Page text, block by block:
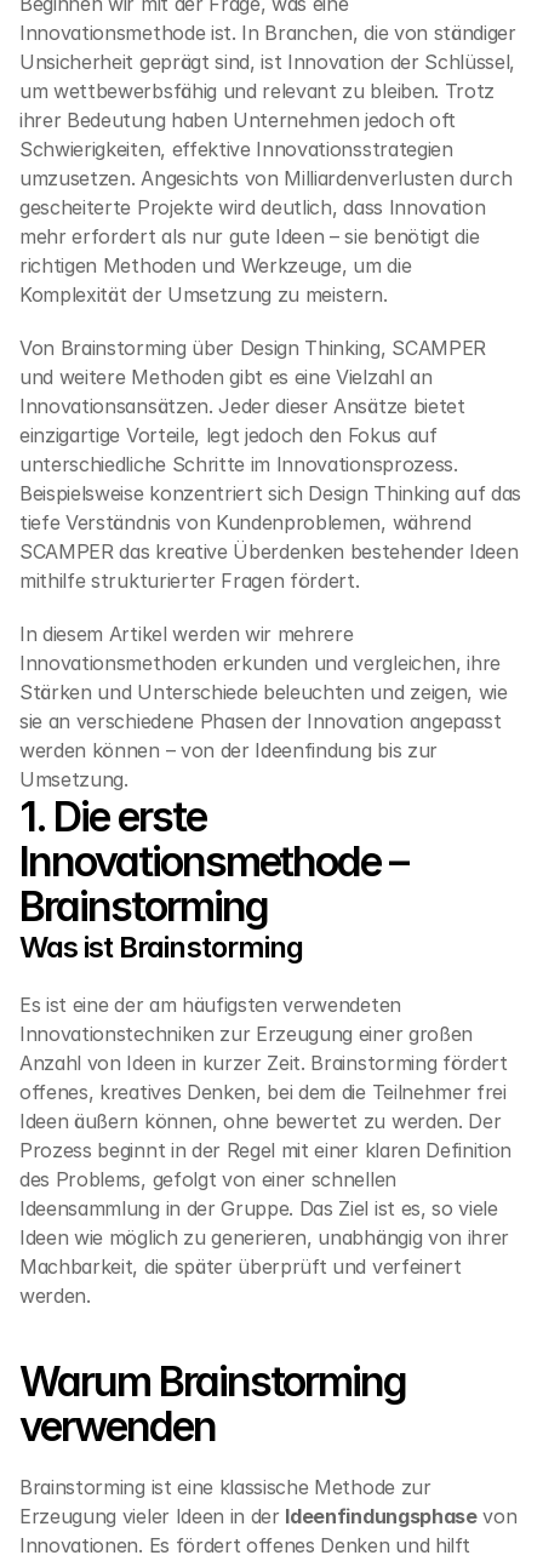
Innovationsmethode ist. In Branchen, die von ständiger
Unsicherheit geprägt sind, ist Innovation der Schlüssel,
um wettbewerbsfähig und relevant zu bleiben. Trotz
ihrer Bedeutung haben Unternehmen jedoch oft
Schwierigkeiten, effektive Innovationsstrategien
umzusetzen. Angesichts von Milliardenverlusten durch
gescheiterte Projekte wird deutlich, dass Innovation
mehr erfordert als nur gute Ideen – sie benötigt die
richtigen Methoden und Werkzeuge, um die
Komplexität der Umsetzung zu meistern.
Von Brainstorming über Design Thinking, SCAMPER
und weitere Methoden gibt es eine Vielzahl an
Innovationsansätzen. Jeder dieser Ansätze bietet
einzigartige Vorteile, legt jedoch den Fokus auf
unterschiedliche Schritte im Innovationsprozess.
Beispielsweise konzentriert sich Design Thinking auf das
tiefe Verständnis von Kundenproblemen, während
SCAMPER das kreative Überdenken bestehender Ideen
mithilfe strukturierter Fragen fördert.
In diesem Artikel werden wir mehrere
Innovationsmethoden erkunden und vergleichen, ihre
Stärken und Unterschiede beleuchten und zeigen, wie
sie an verschiedene Phasen der Innovation angepasst
werden können – von der Ideenfindung bis zur
Umsetzung.
1. Die erste
Innovationsmethode –
Brainstorming
Was ist Brainstorming
Es ist eine der am häufigsten verwendeten
Innovationstechniken zur Erzeugung einer großen
Anzahl von Ideen in kurzer Zeit. Brainstorming fördert
offenes, kreatives Denken, bei dem die Teilnehmer frei
Ideen äußern können, ohne bewertet zu werden. Der
Prozess beginnt in der Regel mit einer klaren Definition
des Problems, gefolgt von einer schnellen
Ideensammlung in der Gruppe. Das Ziel ist es, so viele
Ideen wie möglich zu generieren, unabhängig von ihrer
Machbarkeit, die später überprüft und verfeinert
werden.
Warum Brainstorming
verwenden
Brainstorming ist eine klassische Methode zur
Erzeugung vieler Ideen in der Ideenfindungsphase von
Innovationen. Es fördert offenes Denken und hilft